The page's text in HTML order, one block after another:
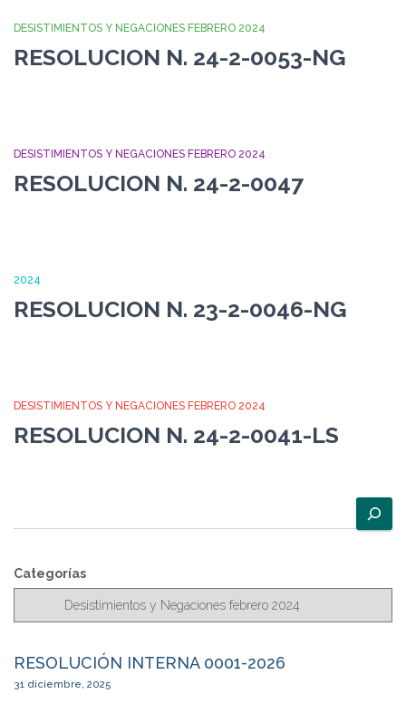
DESISTIMIENTOS Y NEGACIONES FEBRERO 2024
RESOLUCION N. 24-2-0053-NG
DESISTIMIENTOS Y NEGACIONES FEBRERO 2024
RESOLUCION N. 24-2-0047
2024
RESOLUCION N. 23-2-0046-NG
DESISTIMIENTOS Y NEGACIONES FEBRERO 2024
RESOLUCION N. 24-2-0041-LS
u
c
a
Categorías
RESOLUCIÓN INTERNA 0001-2026
31 diciembre, 2025